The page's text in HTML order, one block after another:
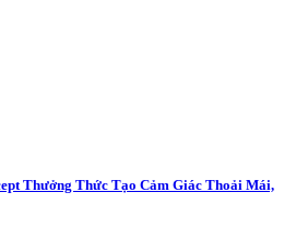
Thưởng Thức Tạo Cảm Giác Thoải Mái,